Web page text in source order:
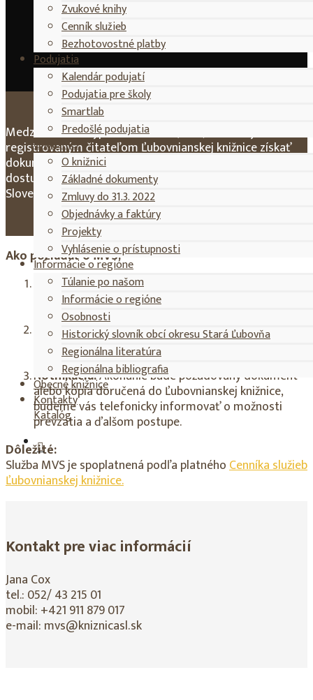
Zvukové knihy
Cenník služieb
Bezhotovostné platby
Podujatia
Kalendár podujatí
Podujatia pre školy
Smartlab
Predošlé podujatia
O knižnici
O knižnici
Základné dokumenty
Zmluvy do 31.3. 2022
Objednávky a faktúry
Projekty
Vyhlásenie o prístupnosti
Informácie o regióne
Túlanie po našom
Informácie o regióne
Osobnosti
Historický slovník obcí okresu Stará Ľubovňa
Regionálna literatúra
Regionálna bibliografia
Obecné knižnice
Kontakty
Katalóg
Medziknižničná výpožičná služba (MVS) umožňuje
registrovaným čitateľom Ľubovnianskej knižnice získať
dokumenty (knihy, články z časopisov a pod.), ktoré nie sú
dostupné v našom knižničnom fonde, z iných knižníc v
Slovenskej republike.
Ako požiadať o MVS:
Podanie objednávky:
“Objednávka MVS pre čitateľov”, Objednávka MVS
pre knižnice”.
Presné údaje:Pre úspešné vybavenie žiadosti je
kľúčové poskytnúť čo najpresnejšie bibliografické
údaje o dokumente a správne vyplniť objednávku.
Notifikácia:Akonáhle bude požadovaný dokument
alebo kópia doručená do Ľubovnianskej knižnice,
budeme vás telefonicky informovať o možnosti
prevzatia a ďalšom postupe.
Dôležité:
Služba MVS je spoplatnená podľa platnéhoCenníka služieb
Ľubovnianskej knižnice.
Kontakt pre viac informácií
Jana Cox
tel.: 052/ 43 215 01
mobil: +421 911 879 017
e-mail: mvs@kniznicasl.sk